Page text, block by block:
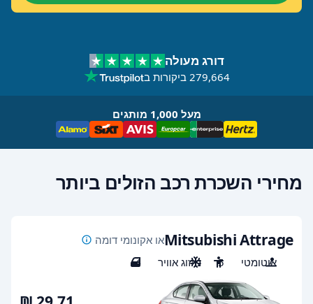
דורג מעולה
279,664 ביקורות ב
מעל 1,000 מותגים
מחירי השכרת רכב הזולים ביותר
Mitsubishi Attrageאו אקונומי דומה
אוטומטי
5 מיזוג אוויר 4